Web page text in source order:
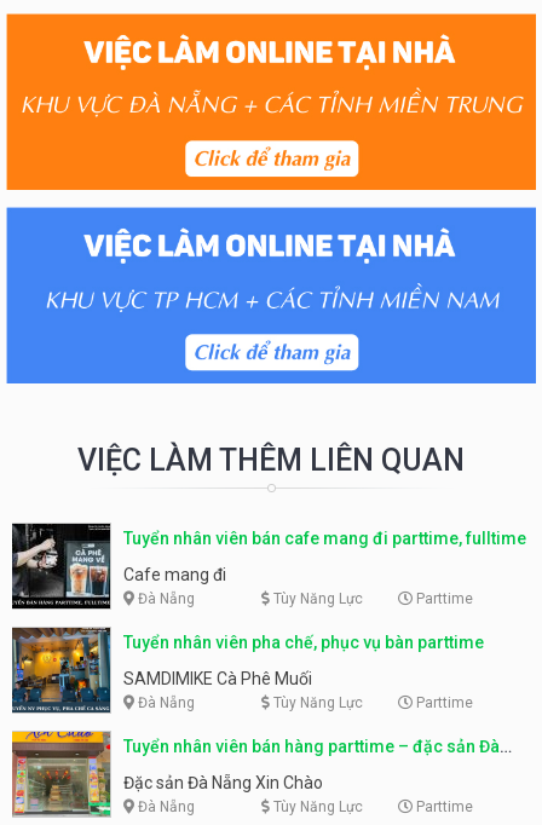
VIỆC LÀM THÊM LIÊN QUAN
Tuyển nhân viên bán cafe mang đi parttime, fulltime
Cafe mang đi
Đà Nẵng Tùy Năng Lực Parttime
Tuyển nhân viên pha chế, phục vụ bàn parttime
SAMDIMIKE Cà Phê Muối
Đà Nẵng Tùy Năng Lực Parttime
Tuyển nhân viên bán hàng parttime – đặc sản Đà
Nẵng
Đặc sản Đà Nẵng Xin Chào
Đà Nẵng Tùy Năng Lực Parttime